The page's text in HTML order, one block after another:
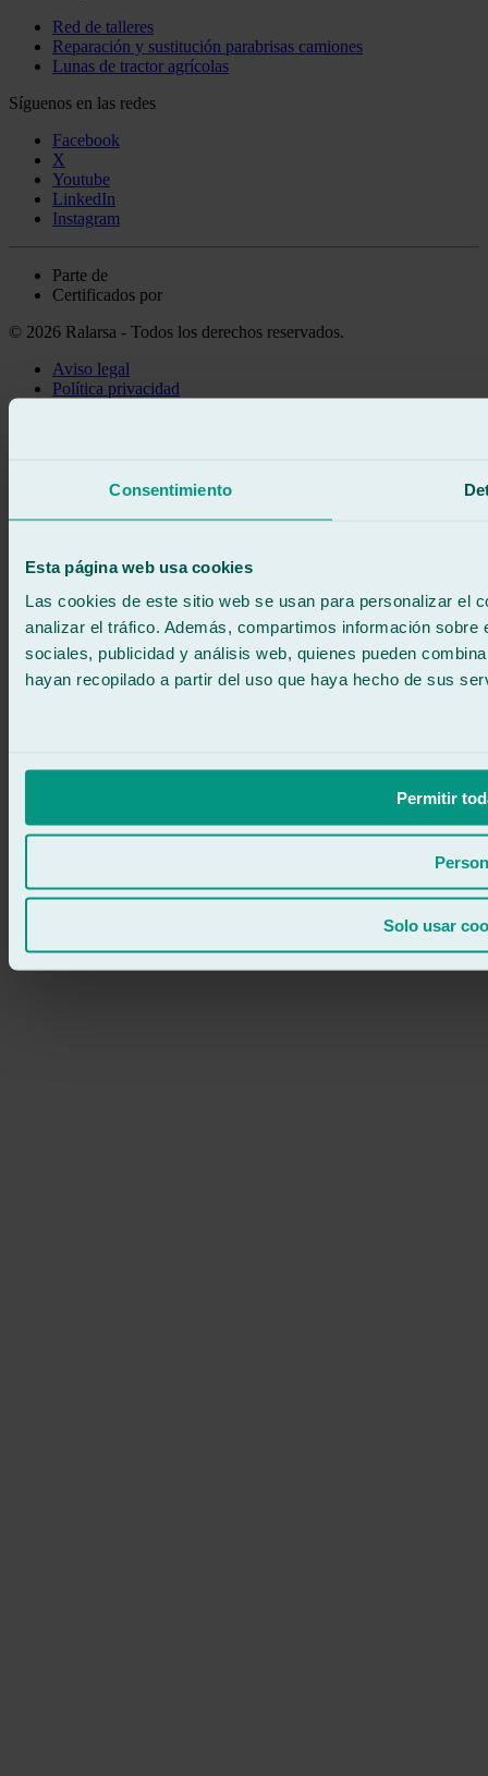
Consentimiento
Esta página web usa cookies
Las cookies de este sitio web se usan para personalizar el
analizar el tráfico. Además, compartimos información
sociales, publicidad y análisis web, quienes pueden
hayan recopilado a partir del uso que haya hecho de sus
Permitir
Solo usar
Red de talleres
Reparación y sustitución parabrisas camiones
Lunas de tractor agrícolas
Síguenos en las redes
Facebook
X
Youtube
LinkedIn
Instagram
Parte de
Certificados por
© 2026 Ralarsa - Todos los derechos reservados.
Aviso legal
Política privacidad
671 015 121
900 333 733
ATENCIÓN 24/7